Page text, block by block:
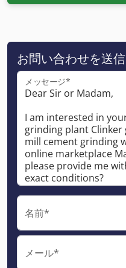
お問い合わせを送信
メッセージ*
名前*
メール*